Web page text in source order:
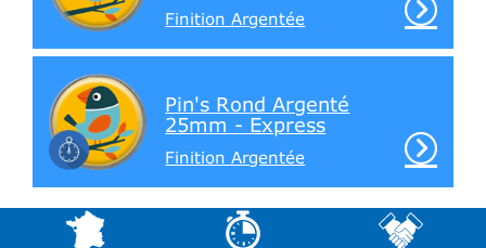
Finition Argentée
Pin's Rond Argenté
25mm - Express
Finition Argentée